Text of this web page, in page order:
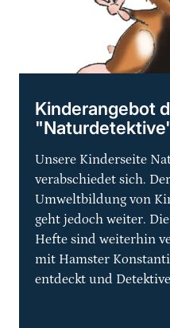
Kinderangebot
Unsere Kinderseite
verabschiedet sich.
Umweltbildung von
geht jedoch weiter.
Hefte sind weiterhin
mit Hamster
entdeckt und